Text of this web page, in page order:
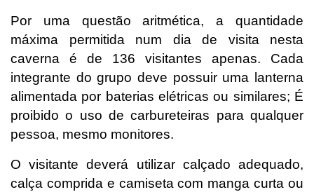
Por uma questão aritmética, a quantidade
máxima permitida num dia de visita nesta
caverna é de 136 visitantes apenas. Cada
integrante do grupo deve possuir uma lanterna
alimentada por baterias elétricas ou similares; É
proibido o uso de carbureteiras para qualquer
pessoa, mesmo monitores.
O visitante deverá utilizar calçado adequado,
calça comprida e camiseta com manga curta ou